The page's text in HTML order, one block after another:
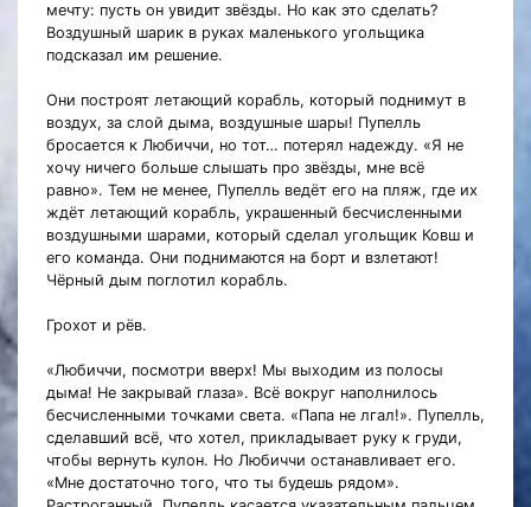
мечту: пусть он увидит звёзды. Но как это сделать?
Воздушный шарик в руках маленького угольщика
подсказал им решение.
Они построят летающий корабль, который поднимут в
воздух, за слой дыма, воздушные шары! Пупелль
бросается к Любиччи, но тот… потерял надежду. «Я не
хочу ничего больше слышать про звёзды, мне всё
равно». Тем не менее, Пупелль ведёт его на пляж, где их
ждёт летающий корабль, украшенный бесчисленными
воздушными шарами, который сделал угольщик Ковш и
его команда. Они поднимаются на борт и взлетают!
Чёрный дым поглотил корабль.
Грохот и рёв.
«Любиччи, посмотри вверх! Мы выходим из полосы
дыма! Не закрывай глаза». Всё вокруг наполнилось
бесчисленными точками света. «Папа не лгал!». Пупелль,
сделавший всё, что хотел, прикладывает руку к груди,
чтобы вернуть кулон. Но Любиччи останавливает его.
«Мне достаточно того, что ты будешь рядом».